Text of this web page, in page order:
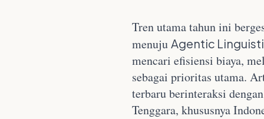
Tren utama tahun ini
menuju Agentic
mencari efisiensi biaya,
sebagai prioritas utama.
terbaru berinteraksi
Tenggara, khususnya